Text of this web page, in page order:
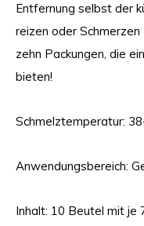
Entfernung selbst der
reizen oder
zehn Packungen, die
bieten!
Schmelztemperatur:
Anwendungsbereich:
Inhalt: 10 Beutel mit je